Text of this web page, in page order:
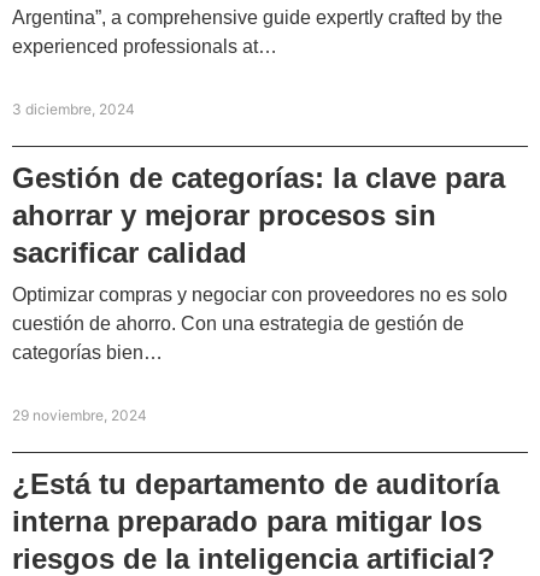
Argentina”, a comprehensive guide expertly crafted by the
experienced professionals at…
3 diciembre, 2024
Gestión de categorías: la clave para
ahorrar y mejorar procesos sin
sacrificar calidad
Optimizar compras y negociar con proveedores no es solo
cuestión de ahorro. Con una estrategia de gestión de
categorías bien…
29 noviembre, 2024
¿Está tu departamento de auditoría
interna preparado para mitigar los
riesgos de la inteligencia artificial?